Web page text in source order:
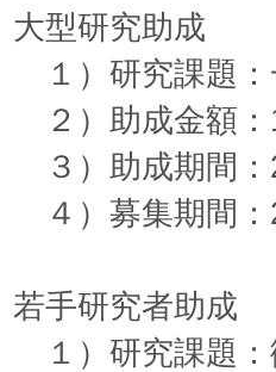
大型研究助成
１）研究課題：
２）助成金額：
３）助成期間：
４）募集期間：
若手研究者助成
１）研究課題：